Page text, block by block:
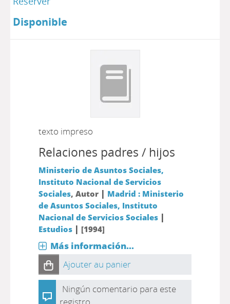
Disponible
texto impreso
Relaciones padres / hijos
Ministerio de Asuntos Sociales,
Instituto Nacional de Servicios
Sociales, Autor | Madrid : Ministerio
de Asuntos Sociales, Instituto
Nacional de Servicios Sociales|
Estudios| [1994]
Más información...
Ajouter au panier
Ningún comentario para este